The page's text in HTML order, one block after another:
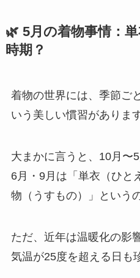
🌿 5月の着物事情：
時期？
着物の世界には、季節ご
いう美しい慣習があります
大まかに言うと、10月〜
6月・9月は「単衣（ひと
物（うすもの）」という
ただ、近年は温暖化の影
気温が25度を超える日も